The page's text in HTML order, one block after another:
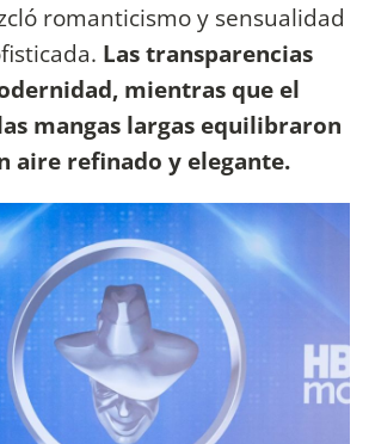
romanticismo y sensualidad
Las transparencias
mientras que el
mangas largas equilibraron
aire refinado y elegante.